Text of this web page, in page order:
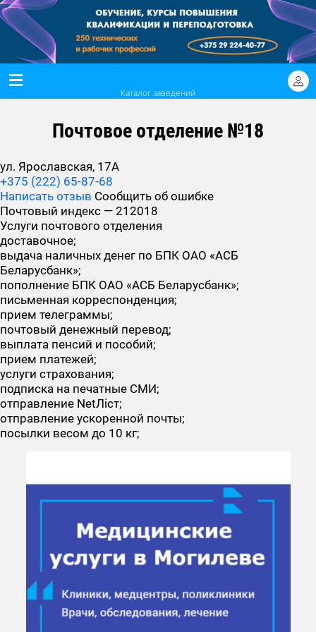
Каталог заведений
Почтовое отделение №18
ул. Ярославская, 17А
+375 (222) 65-87-68
Написать отзыв Сообщить об ошибке
Почтовый индекс — 212018
Услуги почтового отделения
доставочное;
выдача наличных денег по БПК ОАО «АСБ
Беларусбанк»;
пополнение БПК ОАО «АСБ Беларусбанк»;
письменная корреспонденция;
прием телеграммы;
почтовый денежный перевод;
выплата пенсий и пособий;
прием платежей;
услуги страхования;
подписка на печатные СМИ;
отправление NetЛiст;
отправление ускоренной почты;
посылки весом до 10 кг;